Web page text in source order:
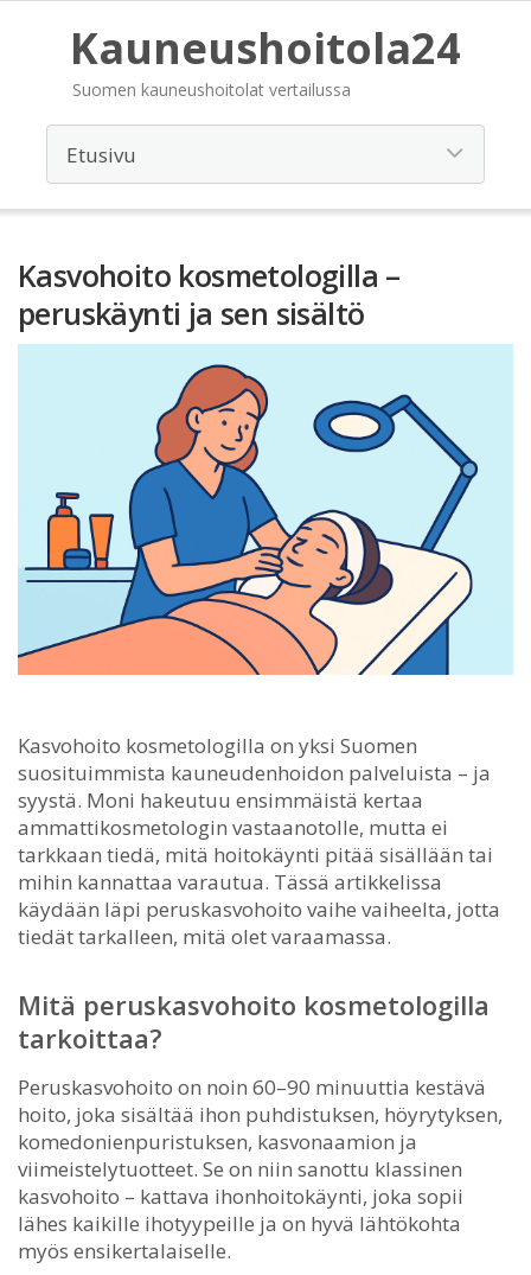
Kauneushoitola24
Suomen kauneushoitolat vertailussa
Kasvohoito kosmetologilla –
peruskäynti ja sen sisältö
Kasvohoito kosmetologilla on yksi Suomen
suosituimmista kauneudenhoidon palveluista – ja
syystä. Moni hakeutuu ensimmäistä kertaa
ammattikosmetologin vastaanotolle, mutta ei
tarkkaan tiedä, mitä hoitokäynti pitää sisällään tai
mihin kannattaa varautua. Tässä artikkelissa
käydään läpi peruskasvohoito vaihe vaiheelta, jotta
tiedät tarkalleen, mitä olet varaamassa.
Mitä peruskasvohoito kosmetologilla
tarkoittaa?
Peruskasvohoito on noin 60–90 minuuttia kestävä
hoito, joka sisältää ihon puhdistuksen, höyrytyksen,
komedonienpuristuksen, kasvonaamion ja
viimeistelytuotteet. Se on niin sanottu klassinen
kasvohoito – kattava ihonhoitokäynti, joka sopii
lähes kaikille ihotyypeille ja on hyvä lähtökohta
myös ensikertalaiselle.